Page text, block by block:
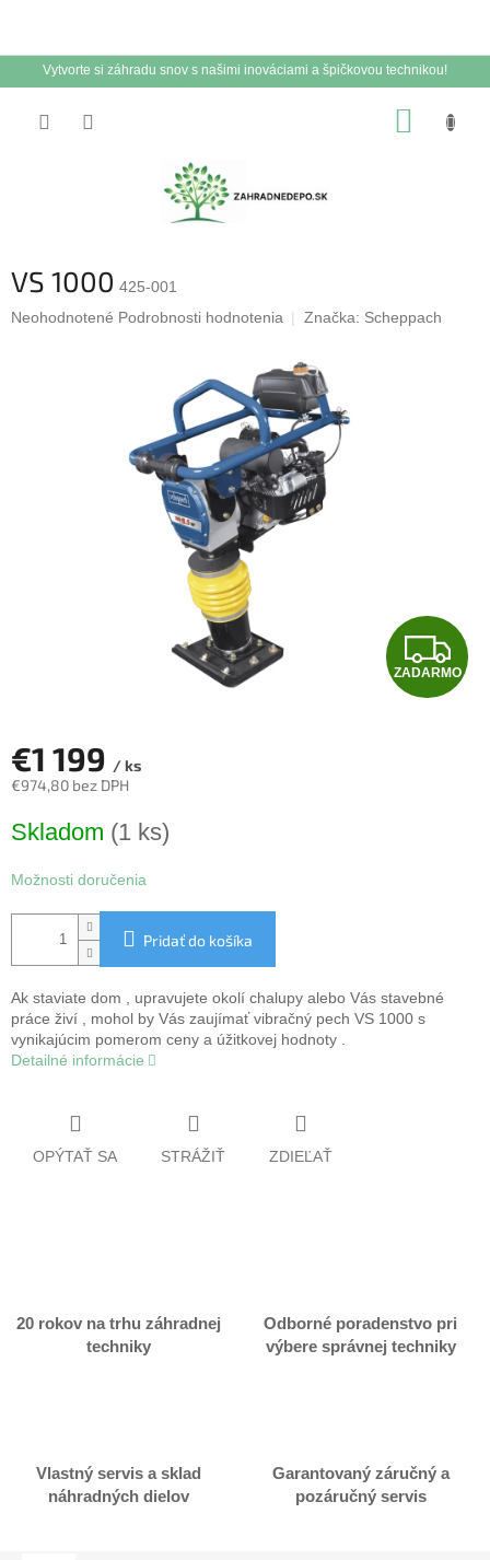
Vytvorte si záhradu snov s našimi inováciami a špičkovou technikou!
VS 1000 425-001
Priemerné
Neohodnotené Podrobnosti hodnotenia Značka: Scheppach
Z
A
ZADARMO
€1 199 / ks
€974,80 bez DPH
cena:
Skladom (1 ks)
Možnosti doručenia
Pridať do košíka
Ak staviate dom , upravujete okolí chalupy alebo Vás stavebné
práce živí , mohol by Vás zaujímať vibračný pech VS 1000 s
vynikajúcim pomerom ceny a úžitkovej hodnoty .
Detailné informácie
OPÝTAŤ SA STRÁŽIŤ ZDIEĽAŤ
20 rokov na trhu záhradnej
techniky
Odborné poradenstvo pri
výbere správnej techniky
Vlastný servis a sklad
náhradných dielov
Garantovaný záručný a
pozáručný servis